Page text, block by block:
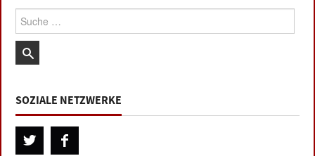
Suche:
SOZIALE NETZWERKE